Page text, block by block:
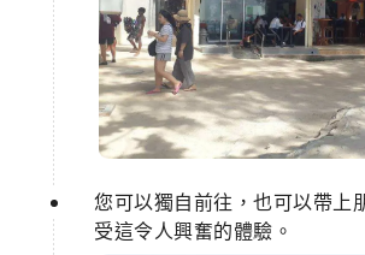
您可以獨自前往，也可以帶上
受這令人興奮的體驗。